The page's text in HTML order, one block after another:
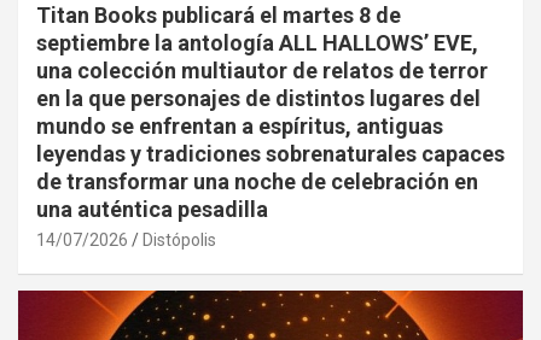
Titan Books publicará el martes 8 de
septiembre la antología ALL HALLOWS’ EVE,
una colección multiautor de relatos de terror
en la que personajes de distintos lugares del
mundo se enfrentan a espíritus, antiguas
leyendas y tradiciones sobrenaturales capaces
de transformar una noche de celebración en
una auténtica pesadilla
14/07/2026 Distópolis